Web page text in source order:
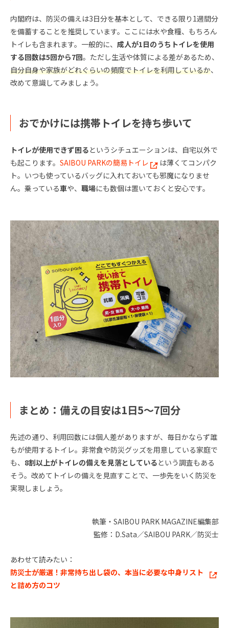
内閣府は、防災の備えは3日分を基本として、できる限り1週間分
を備蓄することを推奨しています。ここには水や食糧、もちろん
トイレも含まれます。一般的に、 成人が1日のうちトイレを使用
する回数は5回から7回。ただし生活や体質による差があるため、
自分自身や家族がどれぐらいの頻度でトイレを利用しているか、
改めて意識してみましょう。
おでかけには携帯トイレを持ち歩いて
トイレが使用できず困る というシチュエーションは、自宅以外で
も起こります。 SAIBOU PARKの簡易トイレ
は薄くてコンパク
ト。いつも使っているバッグに入れておいても邪魔になりませ
ん。乗っている車や、 職場にも数個は置いておくと安心です。
まとめ：備えの目安は1日5〜7回分
先述の通り、利用回数には個人差がありますが、毎日かならず誰
もが使用するトイレ。非常食や防災グッズを用意している家庭で
も、 8割以上がトイレの備えを見落としている という調査もある
そう。改めてトイレの備えを見直すことで、一歩先をいく防災を
実現しましょう。
執筆・SAIBOU PARK MAGAZINE編集部
監修：D.Sata／SAIBOU PARK／防災士
あわせて読みたい：
防災士が厳選！非常持ち出し袋の、本当に必要な中身リスト
と詰め方のコツ